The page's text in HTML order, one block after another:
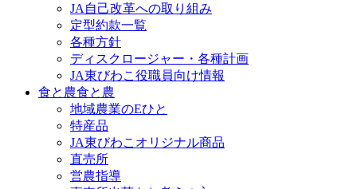
JA自己改革への取り組み
定型約款一覧
各種方針
ディスクロージャー・各種計画
JA東びわこ役職員向け情報
食と農食と農
地域農業のEひと
特産品
JA東びわこオリジナル商品
直売所
営農指導